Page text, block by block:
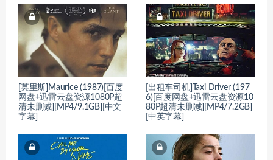
[莫里斯]Maurice (1987)[百度
网盘+迅雷云盘资源1080P超
清未删减][MP4/9.1GB][中文
字幕]
[出租车司机]Taxi Driver (197
6)[百度网盘+迅雷云盘资源10
80P超清未删减][MP4/7.2GB]
[中英字幕]